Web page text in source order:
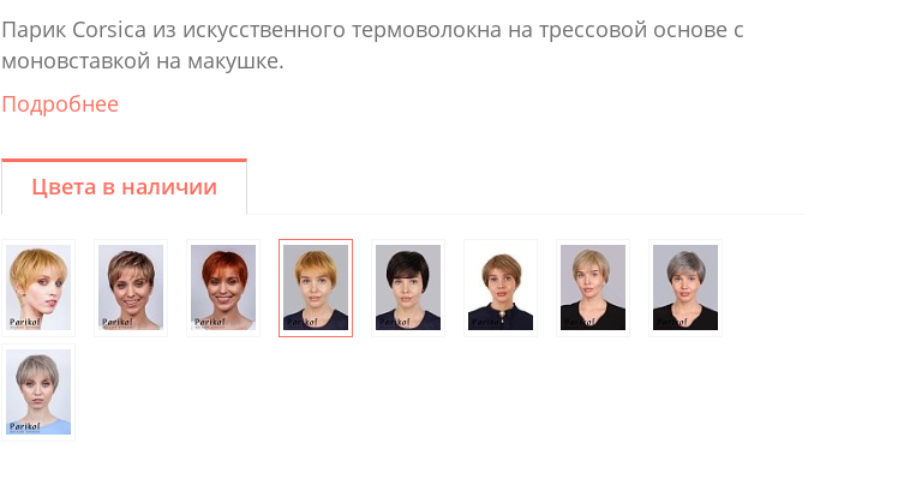
Парик Corsica из искусственного термоволокна на трессовой основе с
моновставкой на макушке.
Подробнее
Цвета в наличии